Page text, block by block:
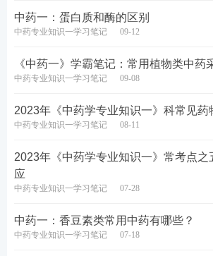
考点集训打卡，每天攻克一个高频考
60s速记必背考点，稳拿重难点关键
中药一：蛋白质和酶的区别
中药专业知识一学习笔记 09-12
《中药一》学霸笔记：常用植物类中药
中药专业知识一学习笔记 09-08
2023年《中药学专业知识一》科常见药
中药专业知识一学习笔记 08-11
2023年《中药学专业知识一》常考点之
应
中药专业知识一学习笔记 07-28
中药一：香豆素类常用中药有哪些？
中药专业知识一学习笔记 07-18